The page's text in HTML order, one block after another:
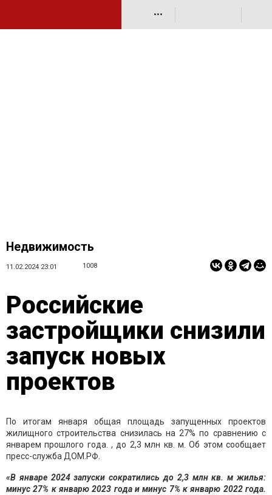
•••
Недвижимость
11.02.2024 23:01 1008
Российские
застройщики снизили
запуск новых
проектов
По итогам января общая площадь запущенных проектов
жилищного строительства снизилась на 27% по сравнению с
январем прошлого года. , до 2,3 млн кв. м. Об этом сообщает
пресс-служба ДОМ.РФ.
«В январе 2024 запуски сократились до 2,3 млн кв. м жилья:
минус 27% к январю 2023 года и минус 7% к январю 2022 года.